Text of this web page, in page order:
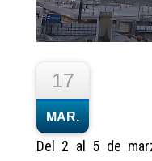
17
MAR.
Del 2 al 5 de